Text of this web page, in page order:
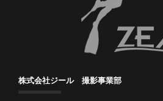
株式会社ジール 撮影事業部